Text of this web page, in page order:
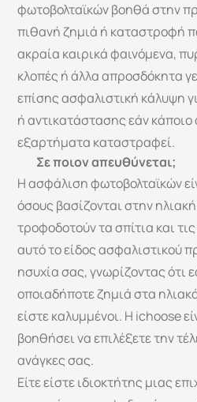
φωτοβολταϊκών βοηθά στην
πιθανή ζημιά ή καταστροφή
ακραία καιρικά φαινόμενα,
κλοπές ή άλλα απροσδόκητα
επίσης ασφαλιστική κάλυψη
ή αντικατάστασης εάν
εξαρτήματα καταστραφεί.
Σε ποιον απευθύνεται;
Η ασφάλιση φωτοβολταϊκών
όσους βασίζονται στην
τροφοδοτούν τα σπίτια και
αυτό το είδος ασφαλιστικού
ησυχία σας, γνωρίζοντας ότι
οποιαδήποτε ζημιά στα
είστε καλυμμένοι. Η ichoose
βοηθήσει να επιλέξετε την
ανάγκες σας.
Είτε είστε ιδιοκτήτης μιας